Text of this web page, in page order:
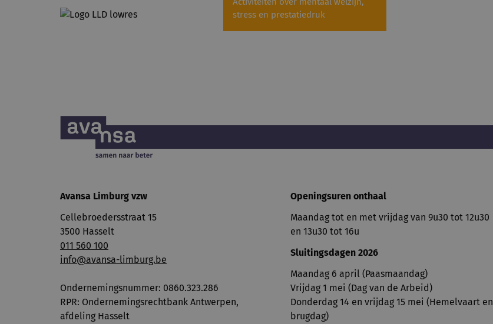
stress en prestatiedruk
Avansa Limburg vzw
Cellebroedersstraat 15
3500 Hasselt
011 560 100
info@avansa-limburg.be
Ondernemingsnummer: ​0860.323.286
RPR: Ondernemingsrechtbank Antwerpen,
afdeling Hasselt
Openingsuren onthaal
Maandag tot en met vrijdag van 9u30 tot 12u30
en 13u30 tot 16u
Sluitingsdagen 2026
Maandag 6 april (Paasmaandag)
Vrijdag 1 mei (Dag van de Arbeid)
Donderdag 14 en vrijdag 15 mei (Hemelvaart en
brugdag)